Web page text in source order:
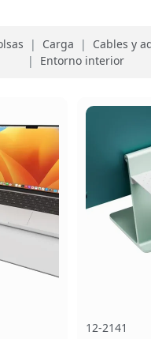
| Carga | Cables y
|
Entorno interior
12-2141